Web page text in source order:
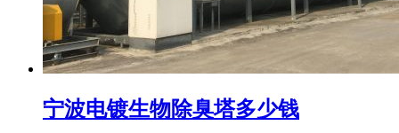
宁波电镀生物除臭塔多少钱